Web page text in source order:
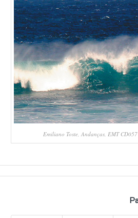
Emiliano Toste, Andanças, EMT CD057